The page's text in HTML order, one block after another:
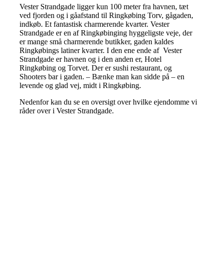
Vester Strandgade ligger kun 100 meter fra havnen, tæt
ved fjorden og i gåafstand til Ringkøbing Torv, gågaden,
indkøb. Et fantastisk charmerende kvarter. Vester
Strandgade er en af Ringkøbinging hyggeligste veje, der
er mange små charmerende butikker, gaden kaldes
Ringkøbings latiner kvarter. I den ene ende af Vester
Strandgade er havnen og i den anden er, Hotel
Ringkøbing og Torvet. Der er sushi restaurant, og
Shooters bar i gaden. – Bænke man kan sidde på – en
levende og glad vej, midt i Ringkøbing.
Nedenfor kan du se en oversigt over hvilke ejendomme vi
råder over i Vester Strandgade.